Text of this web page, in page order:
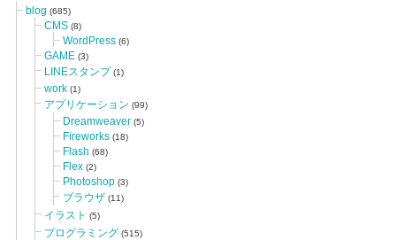
blog (685)
CMS (8)
WordPress (6)
GAME (3)
LINEスタンプ (1)
work (1)
アプリケーション (99)
Dreamweaver (5)
Fireworks (18)
Flash (68)
Flex (2)
Photoshop (3)
ブラウザ (11)
イラスト (5)
プログラミング (515)